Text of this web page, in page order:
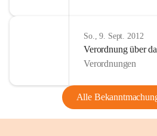
So., 9. Sept. 2012
Verordnung über
Verordnungen
Alle